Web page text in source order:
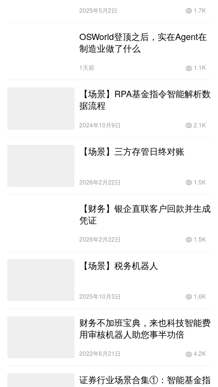
2025年5月2日 1.7K
OSWorld登顶之后，实在Agent在
制造业做了什么
1天前 1.1K
【场景】RPA基金指令智能解析数
据流程
2024年10月9日 2.1K
【场景】三方存管日终对账
2026年2月22日 1.5K
【财务】银企直联客户回款并生成
凭证
2026年2月22日 1.5K
【场景】税务机器人
2025年10月3日 1.6K
财务不加班宝典，来也科技智能费
用审核机器人助您事半功倍
2022年6月21日 4.2K
证券行业场景合集①：智能基金指